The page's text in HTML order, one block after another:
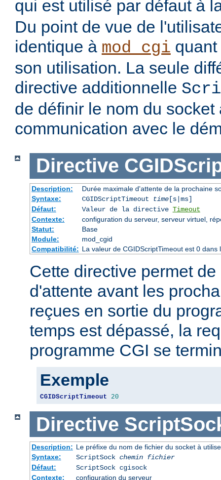
qui est utilisé par défaut à
Du point de vue de
identique à mod_cgi
son utilisation. La seule
directive additionnelle
de définir le nom du
communication avec le
Directive
Description:
Durée maximale d'attente de la prochaine
Syntaxe:
CGIDScriptTimeout time[s|ms]
Défaut:
Valeur de la directive Timeout
Contexte:
configuration du serveur, serveur virtuel,
Statut:
Base
Module:
mod_cgid
Compatibilité: La valeur de CGIDScriptTimeout est 0
Cette directive permet
d'attente avant les
reçues en sortie du
temps est dépassé, la
programme CGI se
Exemple
CGIDScriptTimeout 20
Directive
Description: Le préfixe du nom de fichier du socket à
Syntaxe:
ScriptSock chemin fichier
Défaut:
ScriptSock cgisock
Contexte:
configuration du serveur